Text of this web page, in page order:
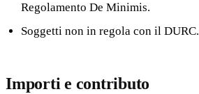
Regolamento De Minimis.
Soggetti non in regola con il DURC.
Importi e contributo